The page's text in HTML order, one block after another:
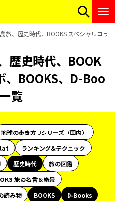
旅、歴史時代、BOOKS スペシャルコラ
歴史時代、BOOK
、BOOKS、D-Boo
覧
地球の歩き方 Jシリーズ（国内）
ランキング&テクニック
歴史時代
旅の図鑑
旅の名言＆絶景
読み物 BOOKS
D-Books